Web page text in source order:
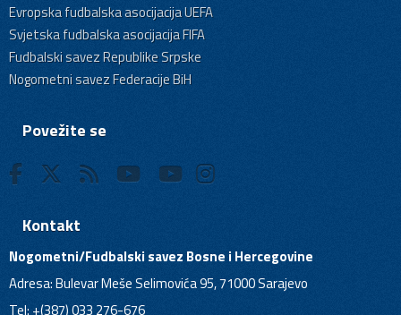
Evropska fudbalska asocijacija UEFA
Svjetska fudbalska asocijacija FIFA
Fudbalski savez Republike Srpske
Nogometni savez Federacije BiH
Povežite se
Kontakt
Nogometni/Fudbalski savez Bosne i Hercegovine
Adresa: Bulevar Meše Selimovića 95, 71000 Sarajevo
Tel: +(387) 033 276-676